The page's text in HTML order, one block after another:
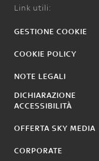
Link utili:
GESTIONE COOKIE
COOKIE POLICY
NOTE LEGALI
DICHIARAZIONE
ACCESSIBILITÀ
OFFERTA SKY MEDIA
CORPORATE